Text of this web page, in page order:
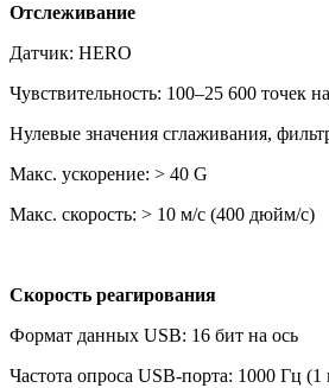
Отслеживание
Датчик: HERO
Чувствительность: 100–25 600 точек
Нулевые значения сглаживания,
Макс. ускорение: > 40 G
Макс. скорость: > 10 м/с (400 дюйм/с)
Скорость реагирования
Формат данных USB: 16 бит на ось
Частота опроса USB-порта: 1000 Гц (1